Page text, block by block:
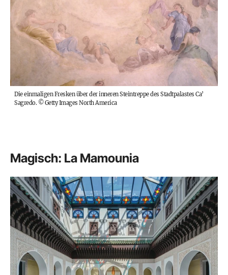
Die einmaligen Fresken über der inneren Steintreppe des Stadtpalastes Ca’
Sagredo. ©Getty Images North America
Magisch: La Mamounia